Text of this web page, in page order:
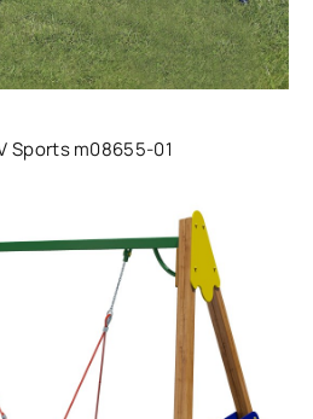
Sports m08655-01